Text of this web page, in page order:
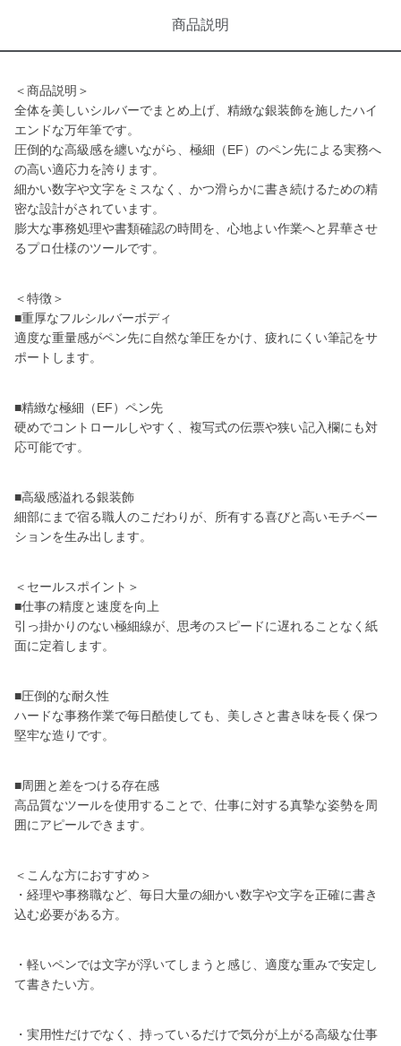
商品説明
＜商品説明＞
全体を美しいシルバーでまとめ上げ、精緻な銀装飾を施したハイ
エンドな万年筆です。
圧倒的な高級感を纏いながら、極細（EF）のペン先による実務へ
の高い適応力を誇ります。
細かい数字や文字をミスなく、かつ滑らかに書き続けるための精
密な設計がされています。
膨大な事務処理や書類確認の時間を、心地よい作業へと昇華させ
るプロ仕様のツールです。
＜特徴＞
■重厚なフルシルバーボディ
適度な重量感がペン先に自然な筆圧をかけ、疲れにくい筆記をサ
ポートします。
■精緻な極細（EF）ペン先
硬めでコントロールしやすく、複写式の伝票や狭い記入欄にも対
応可能です。
■高級感溢れる銀装飾
細部にまで宿る職人のこだわりが、所有する喜びと高いモチベー
ションを生み出します。
＜セールスポイント＞
■仕事の精度と速度を向上
引っ掛かりのない極細線が、思考のスピードに遅れることなく紙
面に定着します。
■圧倒的な耐久性
ハードな事務作業で毎日酷使しても、美しさと書き味を長く保つ
堅牢な造りです。
■周囲と差をつける存在感
高品質なツールを使用することで、仕事に対する真摯な姿勢を周
囲にアピールできます。
＜こんな方におすすめ＞
・経理や事務職など、毎日大量の細かい数字や文字を正確に書き
込む必要がある方。
・軽いペンでは文字が浮いてしまうと感じ、適度な重みで安定し
て書きたい方。
・実用性だけでなく、持っているだけで気分が上がる高級な仕事